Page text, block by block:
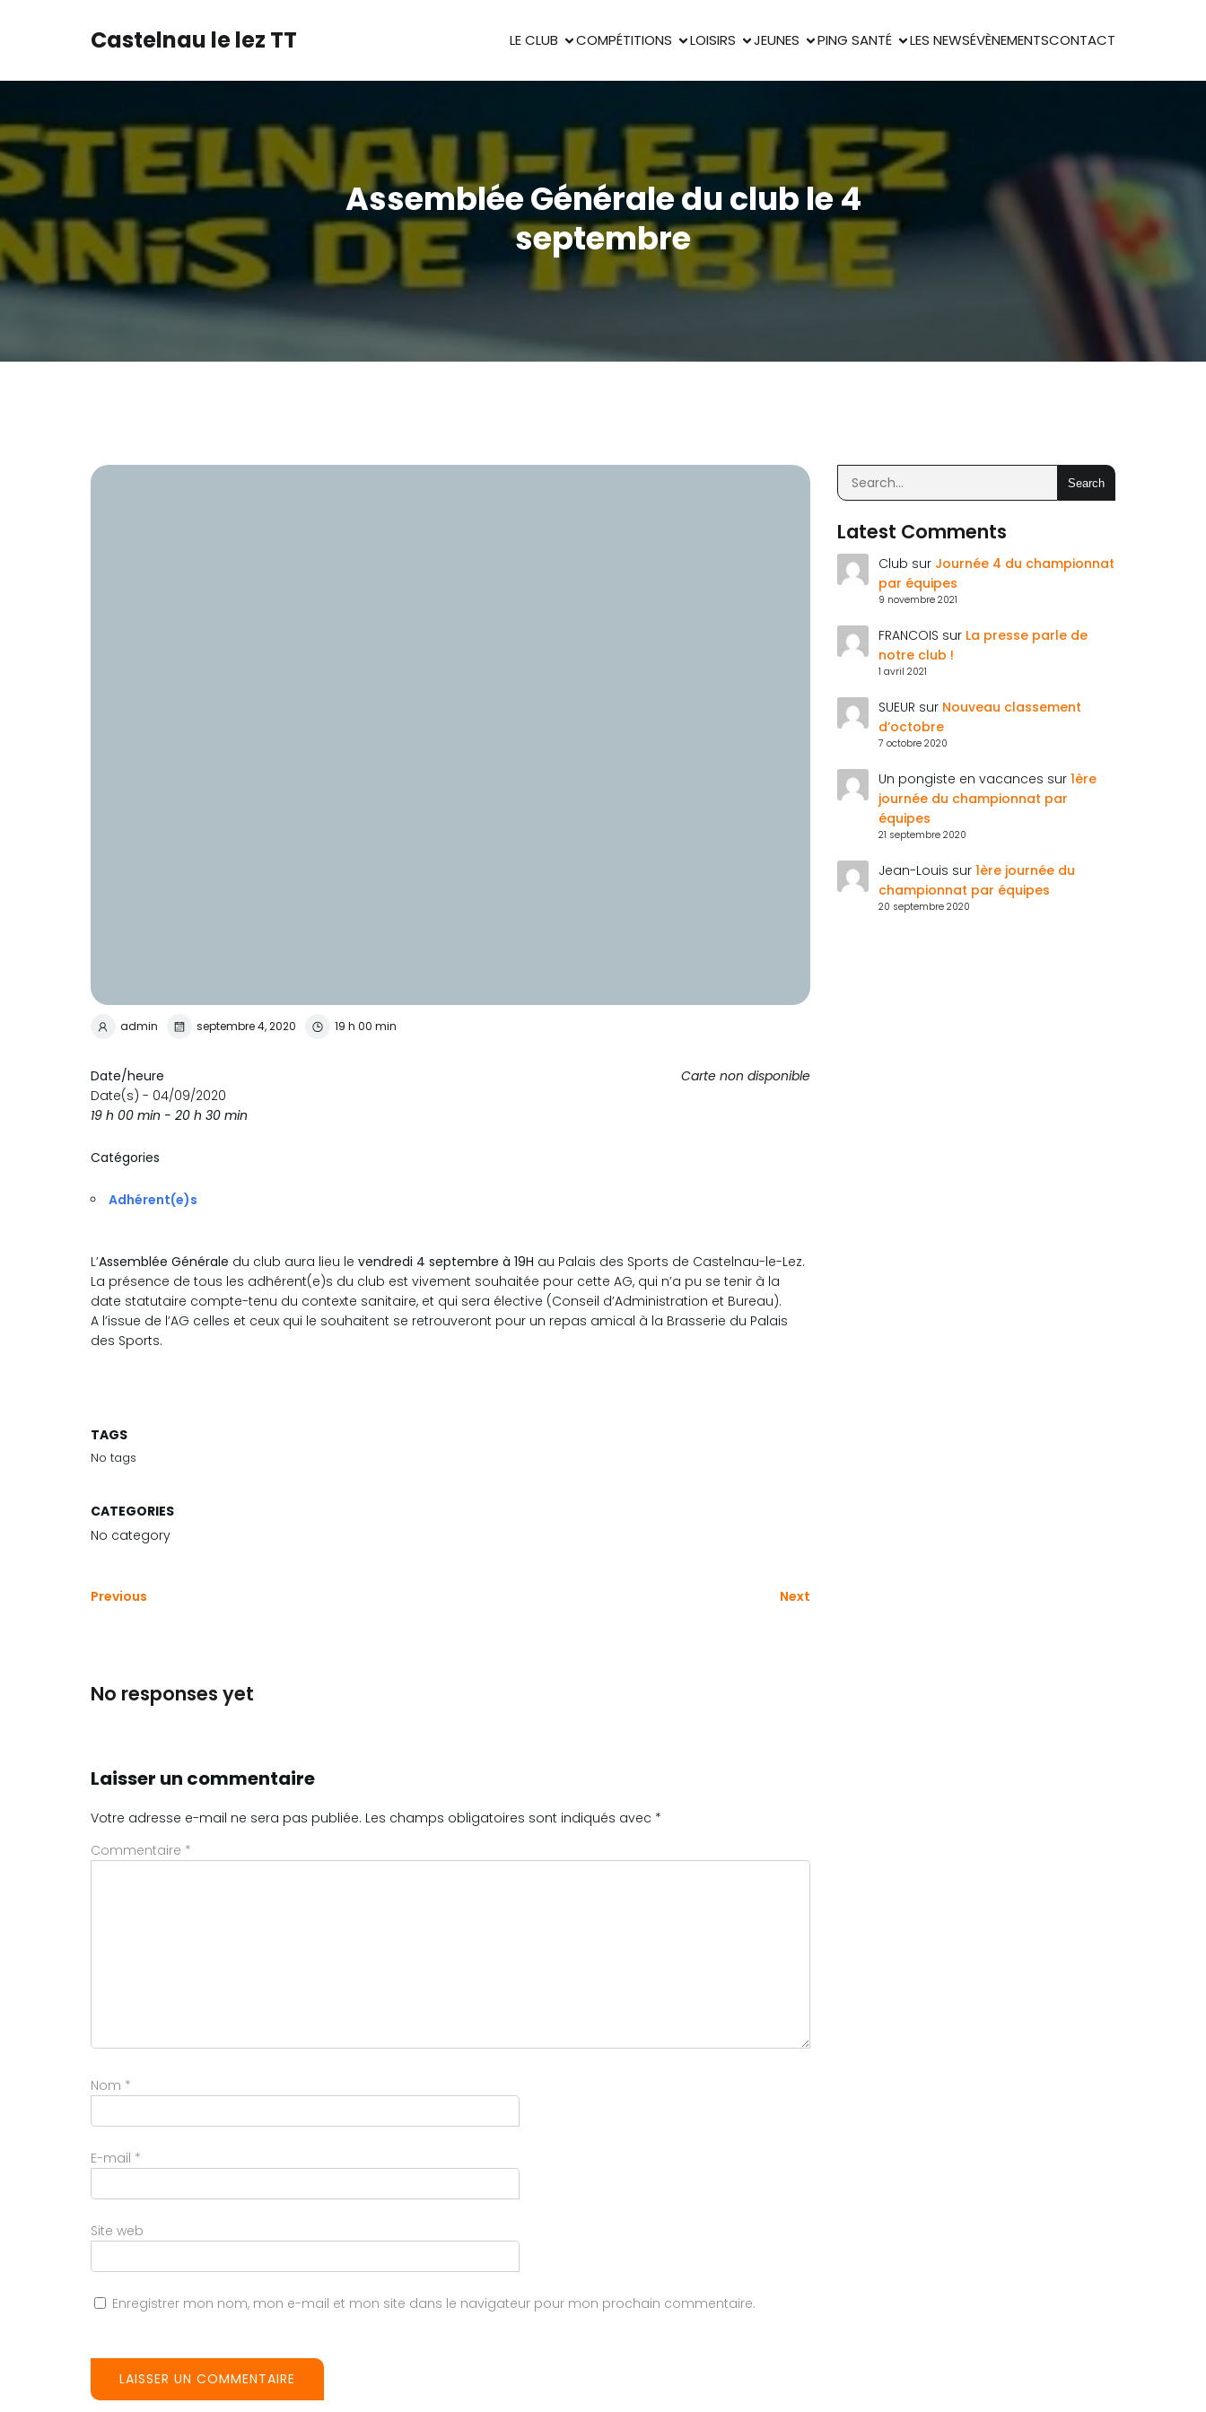
Castelnau le lez TT LE CLUB COMPÉTITIONS LOISIRS JEUNES PING SANTÉ LES NEWSÉVÈNEMENTSCONTACT
Assemblée Générale du club le 4
septembre
admin septembre 4, 2020 19 h 00 min
Carte non disponible
Date/heure
Date(s) - 04/09/2020
19 h 00 min - 20 h 30 min
Catégories
Adhérent(e)s
L’Assemblée Générale du club aura lieu le vendredi 4 septembre à 19H au Palais des Sports de Castelnau-le-Lez.
La présence de tous les adhérent(e)s du club est vivement souhaitée pour cette AG, qui n’a pu se tenir à la
date statutaire compte-tenu du contexte sanitaire, et qui sera élective (Conseil d’Administration et Bureau).
A l’issue de l’AG celles et ceux qui le souhaitent se retrouveront pour un repas amical à la Brasserie du Palais
des Sports.
TAGS
No tags
CATEGORIES
No category
Previous Next
No responses yet
Laisser un commentaire
Votre adresse e-mail ne sera pas publiée. Les champs obligatoires sont indiqués avec *
Commentaire *
Nom *
E-mail *
Site web
Enregistrer mon nom, mon e-mail et mon site dans le navigateur pour mon prochain commentaire.
Search
Latest Comments
Club sur Journée 4 du championnat
par équipes
9 novembre 2021
FRANCOIS sur La presse parle de
notre club !
1 avril 2021
SUEUR sur Nouveau classement
d’octobre
7 octobre 2020
Un pongiste en vacances sur 1ère
journée du championnat par
équipes
21 septembre 2020
Jean-Louis sur 1ère journée du
championnat par équipes
20 septembre 2020